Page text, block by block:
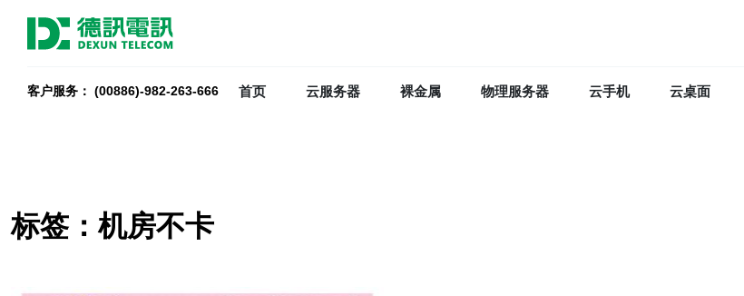
客户服务： (00886)-982-263-666 首页 云服务器 裸金属 物理服务器 云手机 云桌面
标签：机房不卡